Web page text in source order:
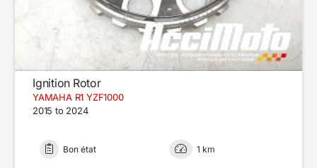
Ignition Rotor
YAMAHA R1 YZF1000
2015 to 2024
Bon état 1 km